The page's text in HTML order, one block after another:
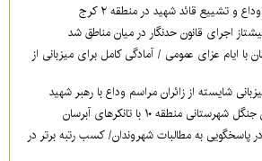
و تشییع قائد شهید در منطقه ۲ کرج
منطقه ۷ همزمان با ایام عزای عمومی / آمادگی کامل برای میزبانی از
منطقه ۱۰ با تانکرهای آبرسان
۴ کرج در پاسخگویی به مطالبات شهروندان/ کسب رتبه برتر در